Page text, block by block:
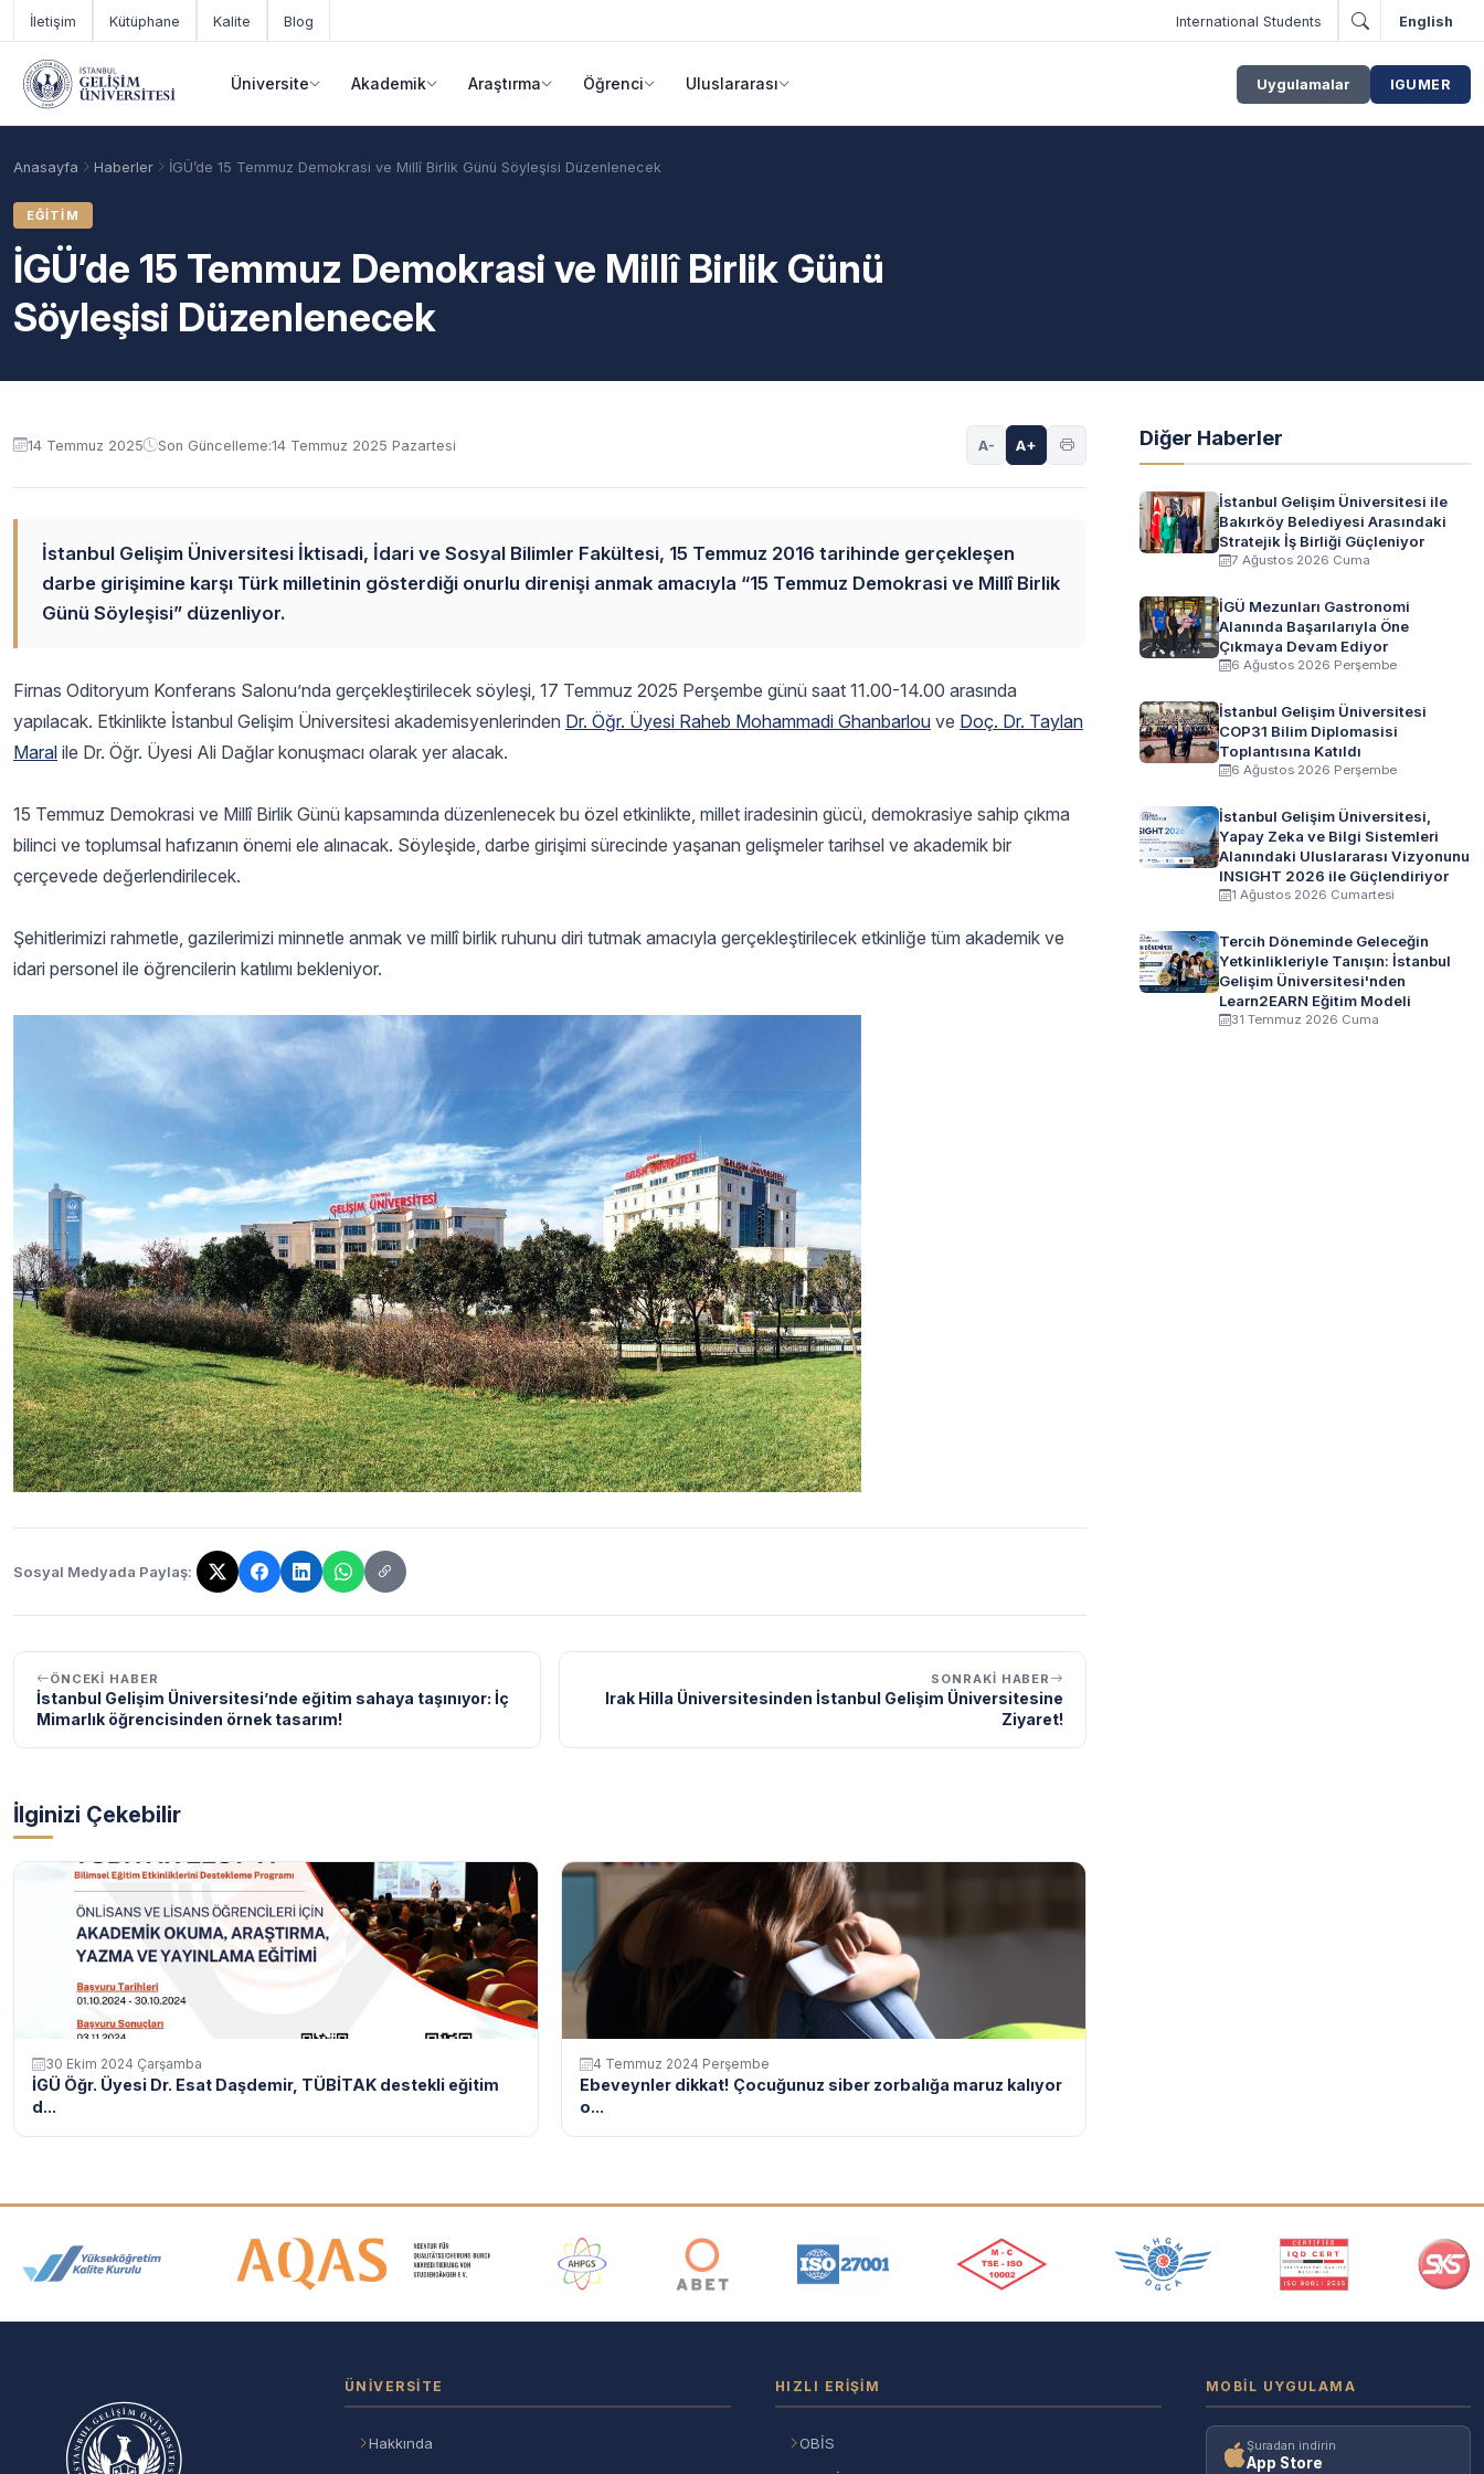
Ana içeriğe geç
İletişim Kütüphane Kalite Blog International Students English
Üniversite Akademik Araştırma Öğrenci Uluslararası Uygulamalar IGUMER
Anasayfa Haberler İGÜ’de 15 Temmuz Demokrasi ve Millî Birlik Günü Söyleşisi Düzenlenecek
EĞITIM
İGÜ’de 15 Temmuz Demokrasi ve Millî Birlik Günü
Söyleşisi Düzenlenecek
14 Temmuz 2025 Son Güncelleme:14 Temmuz 2025 Pazartesi A- A+
İstanbul Gelişim Üniversitesi İktisadi, İdari ve Sosyal Bilimler Fakültesi, 15 Temmuz 2016 tarihinde gerçekleşen
darbe girişimine karşı Türk milletinin gösterdiği onurlu direnişi anmak amacıyla “15 Temmuz Demokrasi ve Millî Birlik
Günü Söyleşisi” düzenliyor.
Firnas Oditoryum Konferans Salonu’nda gerçekleştirilecek söyleşi, 17 Temmuz 2025 Perşembe günü saat 11.00-14.00 arasında
yapılacak. Etkinlikte İstanbul Gelişim Üniversitesi akademisyenlerinden Dr. Öğr. Üyesi Raheb Mohammadi Ghanbarlou ve Doç. Dr. Taylan
Maral ile Dr. Öğr. Üyesi Ali Dağlar konuşmacı olarak yer alacak.
15 Temmuz Demokrasi ve Millî Birlik Günü kapsamında düzenlenecek bu özel etkinlikte, millet iradesinin gücü, demokrasiye sahip çıkma
bilinci ve toplumsal hafızanın önemi ele alınacak. Söyleşide, darbe girişimi sürecinde yaşanan gelişmeler tarihsel ve akademik bir
çerçevede değerlendirilecek.
Şehitlerimizi rahmetle, gazilerimizi minnetle anmak ve millî birlik ruhunu diri tutmak amacıyla gerçekleştirilecek etkinliğe tüm akademik ve
idari personel ile öğrencilerin katılımı bekleniyor.
Sosyal Medyada Paylaş:
Bağlantı kopyalandı!
ÖNCEKI HABER
İstanbul Gelişim Üniversitesi’nde eğitim sahaya taşınıyor: İç
Mimarlık öğrencisinden örnek tasarım!
SONRAKI HABER
Irak Hilla Üniversitesinden İstanbul Gelişim Üniversitesine
Ziyaret!
İlginizi Çekebilir
30 Ekim 2024 Çarşamba
İGÜ Öğr. Üyesi Dr. Esat Daşdemir, TÜBİTAK destekli eğitim
d...
4 Temmuz 2024 Perşembe
Ebeveynler dikkat! Çocuğunuz siber zorbalığa maruz kalıyor
o...
Diğer Haberler
İstanbul Gelişim Üniversitesi ile
Bakırköy Belediyesi Arasındaki
Stratejik İş Birliği Güçleniyor
7 Ağustos 2026 Cuma
İGÜ Mezunları Gastronomi
Alanında Başarılarıyla Öne
Çıkmaya Devam Ediyor
6 Ağustos 2026 Perşembe
İstanbul Gelişim Üniversitesi
COP31 Bilim Diplomasisi
Toplantısına Katıldı
6 Ağustos 2026 Perşembe
İstanbul Gelişim Üniversitesi,
Yapay Zeka ve Bilgi Sistemleri
Alanındaki Uluslararası Vizyonunu
INSIGHT 2026 ile Güçlendiriyor
1 Ağustos 2026 Cumartesi
Tercih Döneminde Geleceğin
Yetkinlikleriyle Tanışın: İstanbul
Gelişim Üniversitesi'nden
Learn2EARN Eğitim Modeli
31 Temmuz 2026 Cuma
Akreditasyon ve Üyelik Logoları
ÜNIVERSITE
Hakkında
HIZLI ERIŞIM
OBİS
MOBIL UYGULAMA
Şuradan indirin
App Store